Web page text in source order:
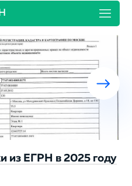
из ЕГРН в 2025 году